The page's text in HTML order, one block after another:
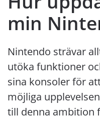
min
Nintendo strävar
utöka funktioner
sina konsoler för
möjliga
till denna ambition